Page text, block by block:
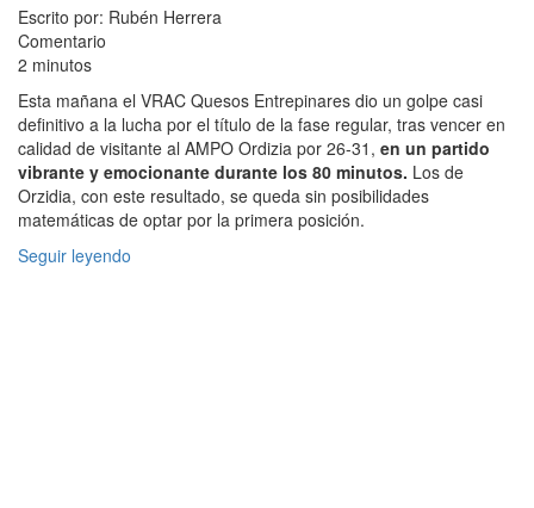
Escrito por: Rubén Herrera
Comentario
2 minutos
Esta mañana el VRAC Quesos Entrepinares dio un golpe casi
definitivo a la lucha por el título de la fase regular, tras vencer en
calidad de visitante al AMPO Ordizia por 26-31, en un partido
vibrante y emocionante durante los 80 minutos. Los de
Orzidia, con este resultado, se queda sin posibilidades
matemáticas de optar por la primera posición.
Seguir leyendo